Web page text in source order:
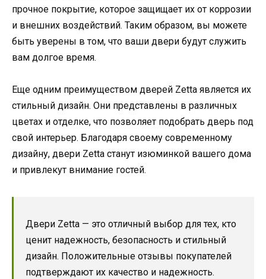
прочное покрытие, которое защищает их от коррозии
и внешних воздействий. Таким образом, вы можете
быть уверены в том, что ваши двери будут служить
вам долгое время.
Еще одним преимуществом дверей Zetta является их
стильный дизайн. Они представлены в различных
цветах и отделке, что позволяет подобрать дверь под
свой интерьер. Благодаря своему современному
дизайну, двери Zetta станут изюминкой вашего дома
и привлекут внимание гостей.
Двери Zetta — это отличный выбор для тех, кто
ценит надежность, безопасность и стильный
дизайн. Положительные отзывы покупателей
подтверждают их качество и надежность.